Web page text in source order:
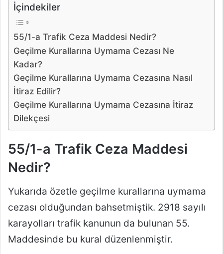
İçindekiler
55/1-a Trafik Ceza Maddesi Nedir?
Geçilme Kurallarına Uymama Cezası Ne
Kadar?
Geçilme Kurallarına Uymama Cezasına Nasıl
İtiraz Edilir?
Geçilme Kurallarına Uymama Cezasına İtiraz
Dilekçesi
55/1-a Trafik Ceza Maddesi
Nedir?
Yukarıda özetle geçilme kurallarına uymama
cezası olduğundan bahsetmiştik. 2918 sayılı
karayolları trafik kanunun da bulunan 55.
Maddesinde bu kural düzenlenmiştir.